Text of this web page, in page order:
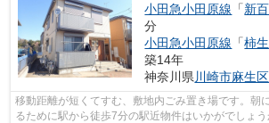
小田急小田原線 「新
分
小田急小田原線 「柿生
築14年
神奈川県 川崎市麻生区
移動距離が短くてすむ、敷地内ごみ置き場です。朝
るために駅から徒歩7分の駅近物件はいかがでしょ